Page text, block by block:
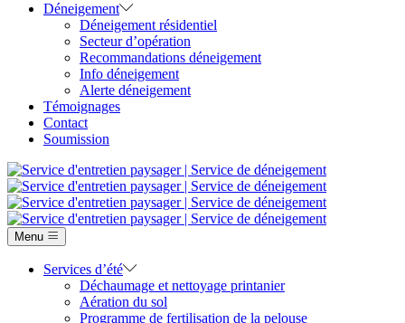
Déneigement
Déneigement résidentiel
Secteur d’opération
Recommandations déneigement
Info déneigement
Alerte déneigement
Témoignages
Contact
Soumission
Menu
Services d’été
Déchaumage et nettoyage printanier
Aération du sol
Programme de fertilisation de la pelouse